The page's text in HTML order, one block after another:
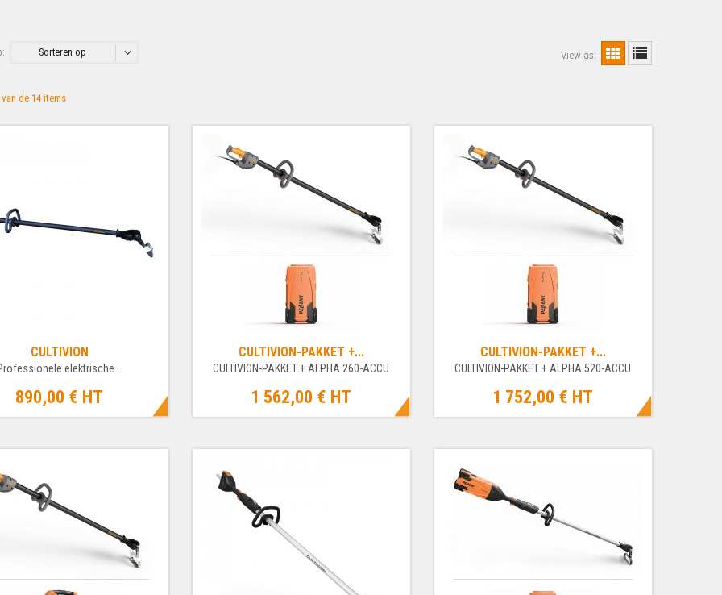
Sorteren op View as:
de 14 items
CULTIVION
elektrische...
890,00 € HT
CULTIVION-PAKKET +...
CULTIVION-PAKKET + ALPHA 260-ACCU
1 562,00 € HT
CULTIVION-PAKKET +...
CULTIVION-PAKKET + ALPHA 520-ACCU
1 752,00 € HT